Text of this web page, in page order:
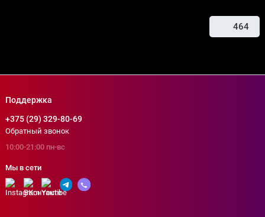
464
Поддержка
+375 (29) 329-80-69
Обратный звонок
10:00-21:00 пн-вс
Мы в сети